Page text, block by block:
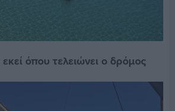
εκεί όπου τελειώνει ο δρόμος